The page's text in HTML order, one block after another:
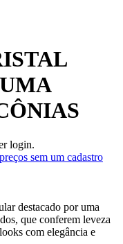
login.
sem um cadastro
destacado por uma
que conferem leveza
com elegância e